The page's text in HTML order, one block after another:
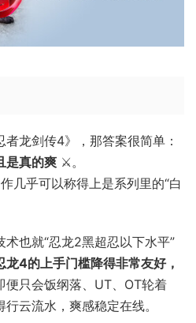
龙剑传4》，那答案很简单：
是真的爽 ⚔️。
几乎可以称得上是系列里的“白
也就“忍龙2黑超忍以下水平”
龙4的上手门槛降得非常友好，
便只会饭纲落、UT、OT轮着
云流水，爽感稳定在线。